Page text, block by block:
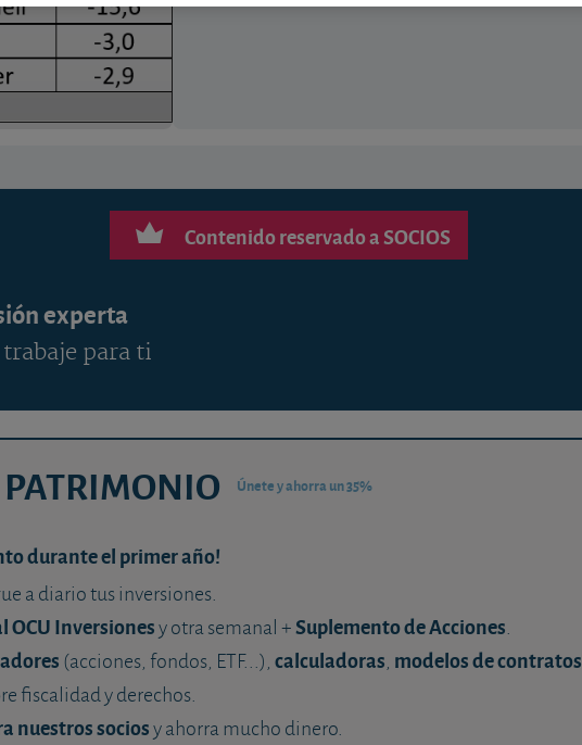
Contenido reservado a SOCIOS
experta
para ti
PATRIMONIO Únete y ahorra un 35%
durante el primer año!
a diario tus inversiones.
OCU Inversionesy otra semanal +Suplemento de Acciones.
(acciones, fondos, ETF...), calculadoras, modelos de contratos
fiscalidad y derechos.
nuestros sociosy ahorra mucho dinero.